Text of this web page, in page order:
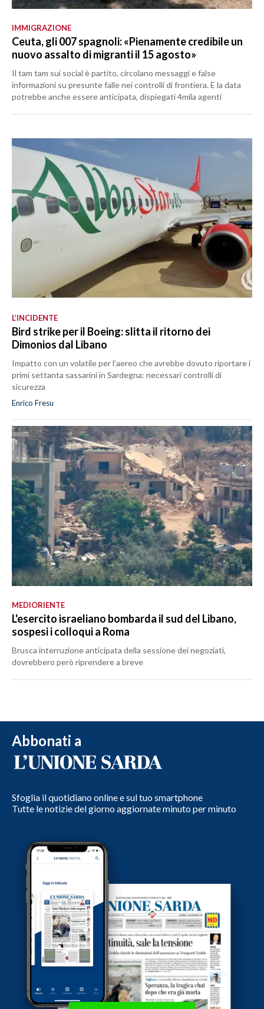
IMMIGRAZIONE
Ceuta, gli 007 spagnoli: «Pienamente credibile un
nuovo assalto di migranti il 15 agosto»
Il tam tam sui social è partito, circolano messaggi e false
informazioni su presunte falle nei controlli di frontiera. E la data
potrebbe anche essere anticipata, dispiegati 4mila agenti
L’INCIDENTE
Bird strike per il Boeing: slitta il ritorno dei
Dimonios dal Libano
Impatto con un volatile per l’aereo che avrebbe dovuto riportare i
primi settanta sassarini in Sardegna: necessari controlli di
sicurezza
Enrico Fresu
MEDIORIENTE
L'esercito israeliano bombarda il sud del Libano,
sospesi i colloqui a Roma
Brusca interruzione anticipata della sessione dei negoziati,
dovrebbero però riprendere a breve
Abbonati a
Sfoglia il quotidiano online e sul tuo smartphone
Tutte le notizie del giorno aggiornate minuto per minuto